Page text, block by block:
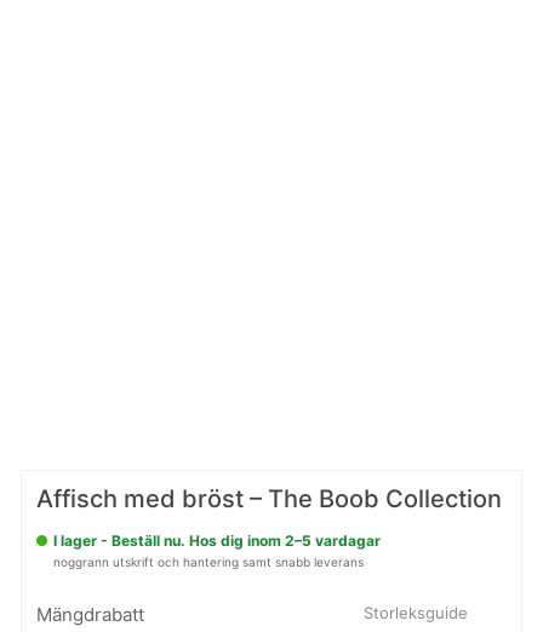
Affisch med bröst – The Boob Collection
I lager - Beställ nu. Hos dig inom 2–5 vardagar
noggrann utskrift och hantering samt snabb leverans
Storleksguide
Mängdrabatt